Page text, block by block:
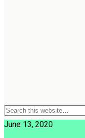
June 13, 2020